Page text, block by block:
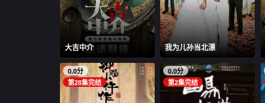
大吉中介 我为儿孙当北漂
0.0分
第28集完结
0.0分
第2集完结